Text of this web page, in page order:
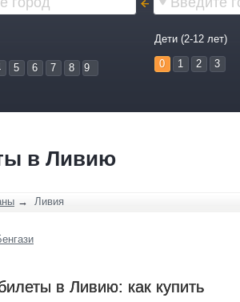
5 6 7 8 9
Дети (2-12 лет)
0 1 2 3
в Ливию
→ Ливия
в Ливию: как купить